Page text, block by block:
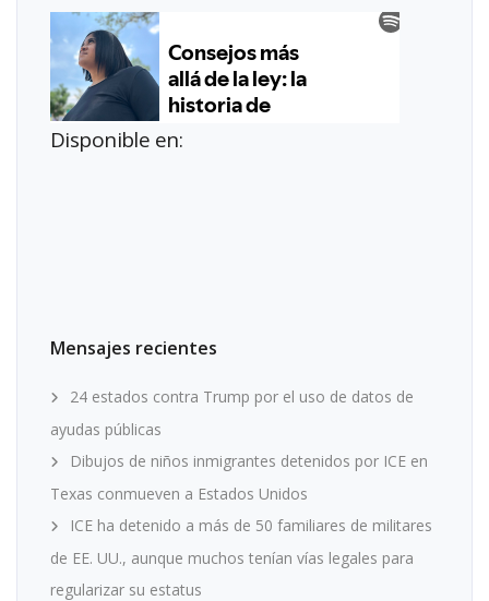
Disponible en:
Mensajes recientes
24 estados contra Trump por el uso de datos de
ayudas públicas
Dibujos de niños inmigrantes detenidos por ICE en
Texas conmueven a Estados Unidos
ICE ha detenido a más de 50 familiares de militares
de EE. UU., aunque muchos tenían vías legales para
regularizar su estatus